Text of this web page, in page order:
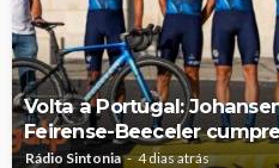
Volta a Portugal:
Feirense-Beeceler
Rádio Sintonia 4 dias atrás